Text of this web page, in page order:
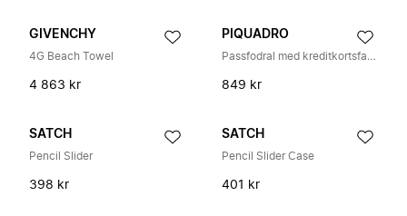
GIVENCHY
4G Beach Towel
4 863 kr
PIQUADRO
Passfodral med kreditkortsfack
849 kr
SATCH
Pencil Slider
398 kr
SATCH
Pencil Slider Case
401 kr